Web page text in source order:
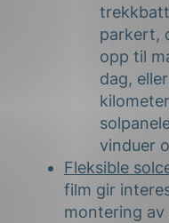
parkert,
opp til
dag,
vinduer
Fleksible
film gir
montering av